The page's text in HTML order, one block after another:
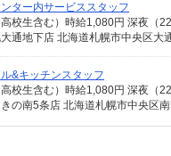
ター内サービススタッフ
通地下店 北海道札幌市中央区大
&キッチンスタッフ
の南5条店 北海道札幌市中央区